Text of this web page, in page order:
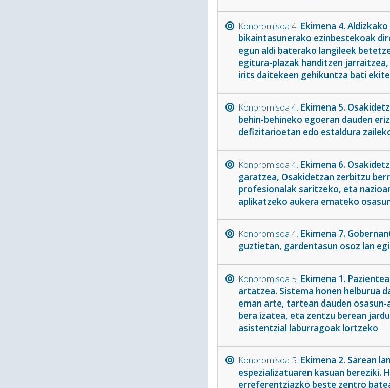
Konpromisoa 4. Ekimena 4.
bikaintasunerako ezinbestekoak
egun aldi baterako langileek
egitura-plazak handitzen
irits daitekeen gehikuntza bati
Konpromisoa 4. Ekimena 5.
behin-behineko egoeran dauden
defizitarioetan edo estaldura
Konpromisoa 4. Ekimena 6.
garatzea, Osakidetzan zerbitzu
profesionalak saritzeko, eta
aplikatzeko aukera emateko
Konpromisoa 4. Ekimena 7.
guztietan, gardentasun osoz lan
Konpromisoa 5. Ekimena 1.
artatzea. Sistema honen helburua
eman arte, tartean dauden
bera izatea, eta zentzu berean
asistentzial laburragoak lortzeko
Konpromisoa 5. Ekimena 2. Sarean
espezializatuaren kasuan bereziki.
erreferentziazko beste zentro